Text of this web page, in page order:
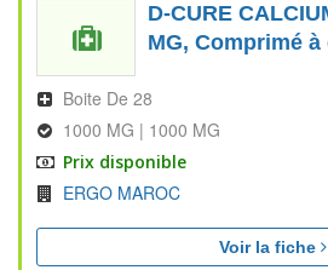
D-CURE
MG, Comprimé
Boite De 28
1000 MG | 1000 MG
Prix disponible
ERGO MAROC
Voir la fiche